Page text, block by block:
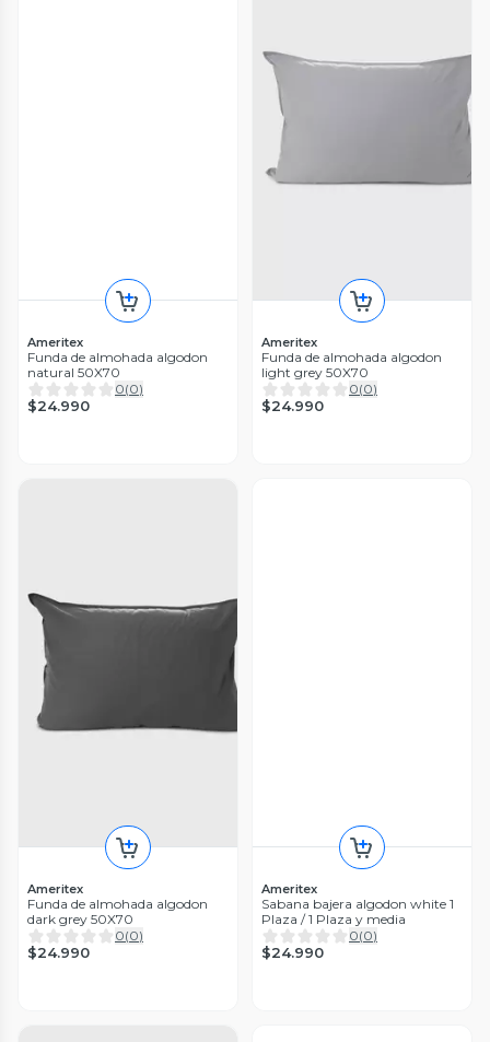
Ameritex
Funda de almohada algodon
natural 50X70
0(0)
$24.990
Ameritex
Funda de almohada algodon
light grey 50X70
0(0)
$24.990
Ameritex
Funda de almohada algodon
dark grey 50X70
0(0)
$24.990
Ameritex
Sabana bajera algodon white 1
Plaza / 1 Plaza y media
0(0)
$24.990